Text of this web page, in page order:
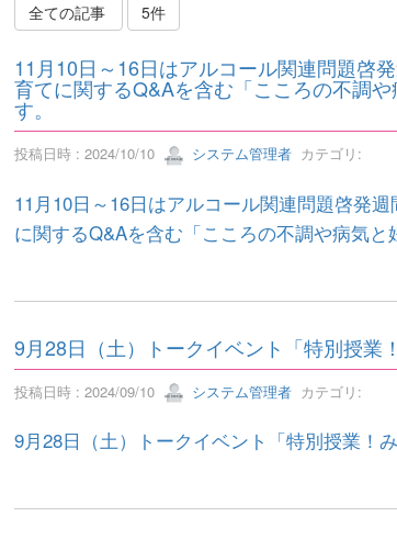
全ての記事 5件
11月10日～16日はアルコール関連問題啓
育てに関するQ&Aを含む「こころの不調
す。
投稿日時 : 2024/10/10 システム管理者カテゴリ:
11月10日～16日はアルコール関連問題啓発
に関するQ&Aを含む「こころの不調や病気と
9月28日（土）トークイベント「特別授業
投稿日時 : 2024/09/10 システム管理者カテゴリ:
9月28日（土）トークイベント「特別授業！